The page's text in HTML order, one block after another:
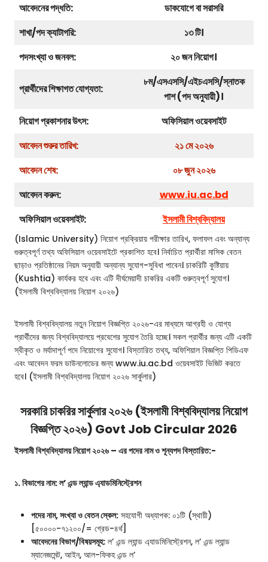
আবেদনের পদ্ধতি:
ডাকযোগে বা সরাসরি
শাখা/পদ ক্যাটাগরি:
১৩ টি।
পদসংখ্যা ও জনবল:
২০ জন নিয়োগ।
প্রার্থীদের শিক্ষাগত যোগ্যতা:
৮ম/এসএসসি/এইচএসসি/স্নাতক
পাশ (পদ অনুযায়ী)।
নিয়োগ প্রকাশনার উৎস:
অফিসিয়াল ওয়েবসাইট
আবেদন শুরুর তারিখ:
২১মে ২০২৬
আবেদন শেষ:
০৮ জুন ২০২৬
আবেদন করুন:
www.iu.ac.bd
অফিসিয়াল ওয়েবসাইট:
ইসলামী বিশ্ববিদ্যালয়
(Islamic University) নিয়োগ প্রক্রিয়ায় পরীক্ষার তারিখ, ফলাফল এবং অন্যান্য
গুরুত্বপূর্ণ তথ্য অফিসিয়াল ওয়েবসাইটে প্রকাশিত হবে। নির্বাচিত প্রার্থীরা মাসিক বেতন
ছাড়াও প্রতিষ্ঠানের নিয়ম অনুযায়ী অন্যান্য সুযোগ-সুবিধা পাবেন। চাকরিটি কুষ্টিয়ায়
(Kushtia) কার্যকর হবে এবং এটি দীর্ঘমেয়াদী চাকরির একটি গুরুত্বপূর্ণ সুযোগ।
(ইসলামী বিশ্ববিদ্যালয় নিয়োগ ২০২৬)
ইসলামী বিশ্ববিদ্যালয় নতুন নিয়োগ বিজ্ঞপ্তি ২০২৬-এর মাধ্যমে আগ্রহী ও যোগ্য
প্রার্থীদের জন্য বিশ্ববিদ্যালয়ে প্রবেশের সুযোগ তৈরি হচ্ছে। সকল প্রার্থীর জন্য এটি একটি
স্বীকৃত ও মর্যাদাপূর্ণ পদে নিয়োগের সুযোগ। বিস্তারিত তথ্য, অফিশিয়াল বিজ্ঞপ্তি পিডিএফ
এবং আবেদন ফরম ডাউনলোডের জন্য www.iu.ac.bd ওয়েবসাইট ভিজিট করতে
হবে। (ইসলামী বিশ্ববিদ্যালয় নিয়োগ ২০২৬ সার্কুলার)
সরকারি চাকরির সার্কুলার ২০২৬ (ইসলামী বিশ্ববিদ্যালয় নিয়োগ
বিজ্ঞপ্তি ২০২৬) Govt Job Circular 2026
ইসলামী বিশ্ববিদ্যালয় নিয়োগ ২০২৬ – এর পদের নাম ও শূন্যপদ বিস্তারিত:-
১. বিভাগের নাম: ল’ এন্ড ল্যান্ড এ্যাডমিনিস্ট্রেশন
পদের নাম, সংখ্যা ও বেতন স্কেল: সহযোগী অধ্যাপক: ০১টি (স্থায়ী)
[৫০০০০-৭১২০০/= গ্রেড-৪র্থ]
আবেদনের বিভাগ/বিষয়সমূহ: ল’ এন্ড ল্যান্ড এ্যাডমিনিস্ট্রেশন, ল’ এন্ড ল্যান্ড
ম্যানেজমেন্ট, আইন, আল-ফিকহ এন্ড ল’